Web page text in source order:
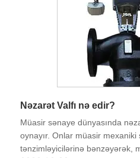
Nəzarət Valfı nə edir?
Müasir sənaye dünyasında
oynayır. Onlar müasir mexaniki
tənzimləyicilərinə bənzəyərək,